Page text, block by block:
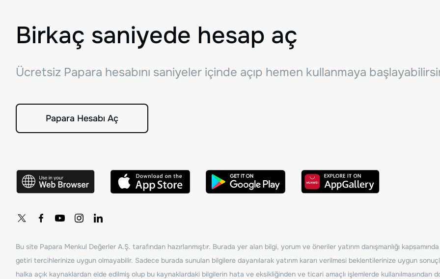
Birkaç saniyede hesap aç
Ücretsiz Papara hesabını saniyeler içinde açıp hemen kullanmaya
Papara Hesabı Aç
Bu site Papara Menkul Değerler A.Ş. tarafından hazırlanmıştır. Burada yer alan bilgi, yorum ve öneriler yatırım danışmanlığı
getiri tercihlerinize uygun olmayabilir. Sadece burada sunulan bilgilere dayanılarak yatırım kararı verilmesi beklentilerinize uygun
halka açık kaynaklardan elde edilmiş olup bu kaynaklardaki bilgilerin hata ve eksikliğinden ve ticari amaçlı işlemlerde